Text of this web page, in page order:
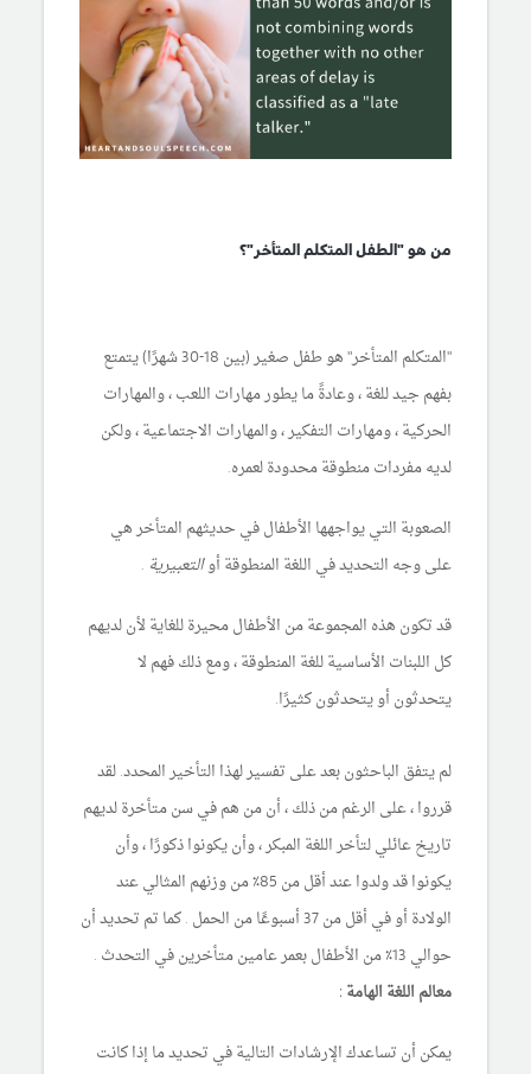
من هو "الطفل المتكلم المتأخر"؟
"المتكلم المتأخر" هو طفل صغير (بين 18-30 شهرًا) يتمتع
بفهم جيد للغة ، وعادةً ما يطور مهارات اللعب ، والمهارات
الحركية ، ومهارات التفكير ، والمهارات الاجتماعية ، ولكن
لديه مفردات منطوقة محدودة لعمره.
الصعوبة التي يواجهها الأطفال في حديثهم المتأخر هي
على وجه التحديد في اللغة المنطوقة أوالتعبيرية .
قد تكون هذه المجموعة من الأطفال محيرة للغاية لأن لديهم
كل اللبنات الأساسية للغة المنطوقة ، ومع ذلك فهم لا
يتحدثون أو يتحدثون كثيرًا.
لم يتفق الباحثون بعد على تفسير لهذا التأخير المحدد. لقد
قرروا ، على الرغم من ذلك ، أن من هم في سن متأخرة لديهم
تاريخ عائلي لتأخر اللغة المبكر ، وأن يكونوا ذكورًا ، وأن
يكونوا قد ولدوا عند أقل من 85٪ من وزنهم المثالي عند
الولادة أو في أقل من 37 أسبوعًا من الحمل . كما تم تحديد أن
حوالي 13٪ من الأطفال بعمر عامين متأخرين في التحدث .
معالم اللغة الهامة :
يمكن أن تساعدك الإرشادات التالية في تحديد ما إذا كانت